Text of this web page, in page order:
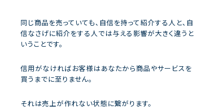
同じ商品を売っていても、自信を持って紹介する人と、自
信なさげに紹介をする人では与える影響が大きく違うと
いうことです。
信用がなければお客様はあなたから商品やサービスを
買うまでに至りません。
それは売上が作れない状態に繋がります。